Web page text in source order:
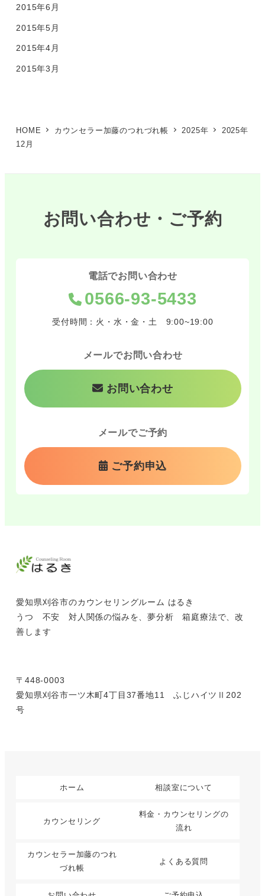
2015年6月
2015年5月
2015年4月
2015年3月
HOME カウンセラー加藤のつれづれ帳 2025年
2025年
12月
お問い合わせ・ご予約
電話でお問い合わせ
0566-93-5433
受付時間：火・水・金・土 9:00~19:00
メールでお問い合わせ
お問い合わせ
メールでご予約
ご予約申込
愛知県刈谷市のカウンセリングルーム はるき
うつ 不安 対人関係の悩みを、夢分析 箱庭療法で、改
善します
〒448-0003
愛知県刈谷市一ツ木町4丁目37番地11 ふじハイツⅡ202
号
ホーム 相談室について
カウンセリング
料金・カウンセリングの
流れ
カウンセラー加藤のつれ
づれ帳
よくある質問